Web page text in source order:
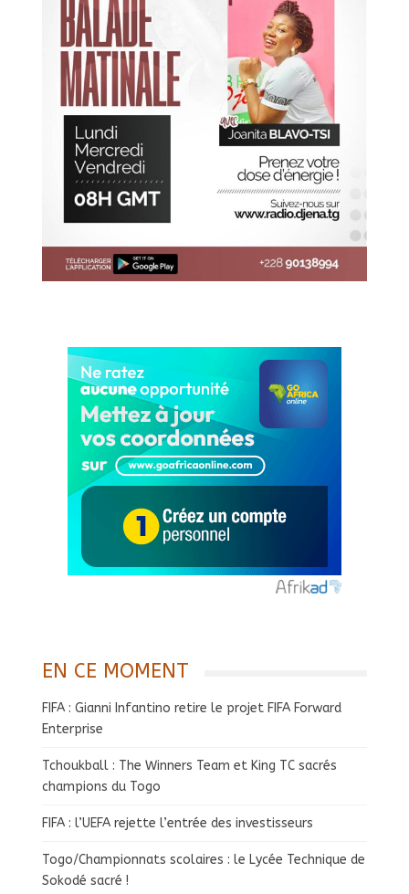
EN CE MOMENT
FIFA : Gianni Infantino retire le projet FIFA Forward
Enterprise
Tchoukball : The Winners Team et King TC sacrés
champions du Togo
FIFA : l’UEFA rejette l’entrée des investisseurs
Togo/Championnats scolaires : le Lycée Technique de
Sokodé sacré !